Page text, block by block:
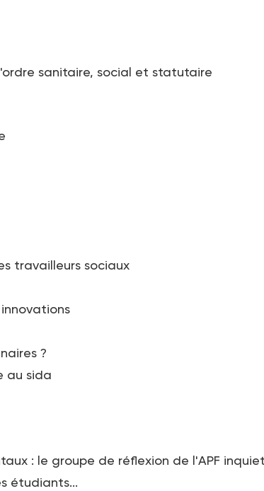
sanitaire, social et statutaire
travailleurs sociaux
?
au sida
: le groupe de réflexion de l'APF inquiet
étudiants...